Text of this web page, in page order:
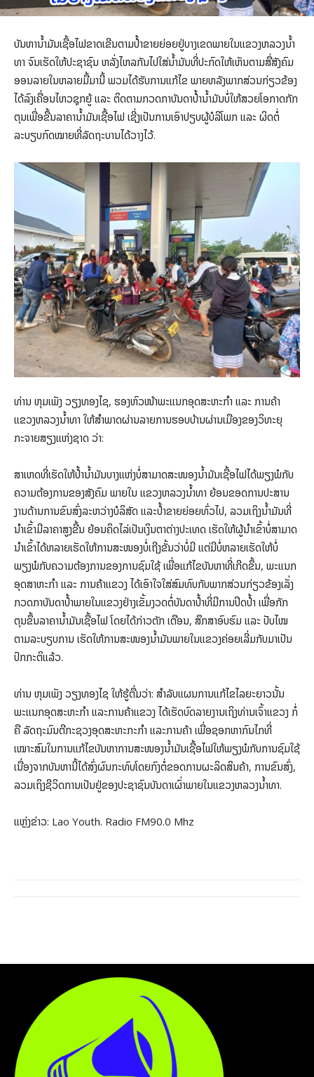
ບັນຫານໍ້າມັນເຊື້ອໄຟຂາດເຂີນຕາມປໍ້າຂາຍຍ່ອຍຢູ່ບາງເຂດພາຍໃນແຂວງຫລວງນໍ້າ
ທາ ຈົນເຮັດໃຫ້ປະຊາຊົນ ຫລັ່ງໄຫລກັນໄປໃສ່ນໍ້າມັນທີ່ປະກົດໃຫ້ເຫັນຕາມສື່ສັງຄົມ
ອອນລາຍໃນຫລາຍມື້ມານີ້ ພວມໄດ້ຮັບການແກ້ໄຂ ພາຍຫລັງພາກສ່ວນກ່ຽວຂ້ອງ
ໄດ້ລົງເຄື່ອນໄຫວຊຸກຍູ້ ແລະ ຕິດຕາມກວດກາບັນດາປໍ້ານໍ້າມັນບໍ່ໃຫ້ສວຍໂອກາດກັກ
ຕຸນເພື່ອຂື້ນລາຄານໍ້າມັນເຊື້ອໄຟ ເຊີ່ງເປັນການເອົາປຽບຜູ້ບໍລິໂພກ ແລະ ຜິດຕໍ່
ລະບຽບກົດໝາຍທີ່ລັດຖະບານໄດ້ວາງໄວ້.​
ທ່ານ ຫຸມເພັງ ວຽງທອງໄຊ, ຮອງຫົວໜ້າພະແນກອຸດສະຫະກຳ ແລະ ການຄ້າ
ແຂວງຫລວງນໍ້າທາ ໃຫ້ສໍາພາດຜ່ານລາຍການຮອບບ້ານຜ່ານເມືອງຂອງວິທະຍຸ
ກະຈາຍສຽງແຫ່ງຊາດ ວ່າ:
ສາເຫດທີ່ເຮັດໃຫ້ປໍ້ານໍ້າມັນບາງແຫ່ງບໍ່ສາມາດສະໜອງນໍ້າມັນເຊື້ອໄຟໄດ້ພຽງພໍກັບ
ຄວາມຕ້ອງການຂອງສັງຄົມ ພາຍໃນ ແຂວງຫລວງນໍ້າທາ ຍ້ອນຂອດການປະສານ
ງານດ້ານການຂົນສົ່ງລະຫວ່າງບໍລິສັດ ແລະປໍ້າຂາຍຍ່ອຍທົ່ວໄປ, ລວມເຖິງນໍ້າມັນທີ່
ນໍາເຂົ້າມີລາຄາສູງຂື້ນ ຍ້ອນຄິດໄລ່ເປັນເງິນຕາຕ່າງປະເທດ ເຮັດໃຫ້ຜູ້ນໍາເຂົ້າບໍ່ສາມາດ
ນໍາເຂົ້າໄດ້ຫລາຍເຮັດໃຫ້ການສະໜອງບໍ່ເຖີງຂັ້ນວ່າບໍ່ມີ ແຕ່ມີບໍ່ຫລາຍເຮັດໃຫ້ບໍ່
ພຽງພໍກັບຄວາມຕ້ອງການຂອງການຊົມໃຊ້ ເພື່ອແກ້ໄຂບັນຫາທີ່ເກີດຂຶ້ນ, ພະແນກ
ອຸດສາຫະກໍາ ແລະ ການຄ້າແຂວງ ໄດ້ເອົາໃຈໃສ່ສົມທົບກັບພາກສ່ວນກ່ຽວຂ້ອງເລັ່ງ
ກວດກາບັນດາປໍ້າພາຍໃນແຂວງຢ່າງເຂັ້ມງວດຕໍ່ບັນດາປໍ້າທີ່ມີການປິດປໍ້າ ເພື່ອກັກ
ຕຸນຂຶ້ນລາຄານໍ້າມັນເຊື້ອໄຟ ໂດຍໄດ້ກ່າວຕັກ ເຕືອນ, ສຶກສາອົບຮົມ ແລະ ປັບໄໝ
ຕາມລະບຽບການ ເຮັດໃຫ້ການສະໜອງນໍ້າມັນພາຍໃນແຂວງຄ່ອຍເລີ່ມກັບມາເປັນ
ປົກກະຕິແລ້ວ. ​
ທ່ານ ຫຸມເພັງ ວຽງທອງໄຊ ໃຫ້ຮູ້ຕື່ມວ່າ: ສໍາລັບແຜນການແກ້ໄຂໄລຍະຍາວນັ້ນ
ພະແນກອຸດສະຫະກຳ ແລະການຄ້າແຂວງ ໄດ້ເຮັດບົດລາຍງານເຖິງທ່ານເຈົ້າແຂວງ ກໍ່
ຄື ລັດຖະມົນຕີກະຊວງອຸດສະຫະກະກຳ ແລະການຄ້າ ເພື່ອຊອກຫາກົນໄກທີ່
ເໝາະສົມໃນການແກ້ໄຂບັນຫາການສະໜອງນໍ້າມັນເຊື້ອໄຟໃຫ້ພຽງພໍກັບການຊົມໃຊ້
ເນື່ອງຈາກບັນຫານີ້ໄດ້ສົ່ງຜົນກະທົບໂດຍກົງຕໍ່ຂອດການຜະລິດສິນຄ້າ, ການຂົນສົ່ງ,
ລວມເຖິງຊີວິດການເປັນຢູ່ຂອງປະຊາຊົນບັນດາເຜົ່າພາຍໃນແຂວງຫລວງນໍ້າທາ.
ແຫຼ່ງຂ່າວ: Lao Youth. Radio FM90.0 Mhz